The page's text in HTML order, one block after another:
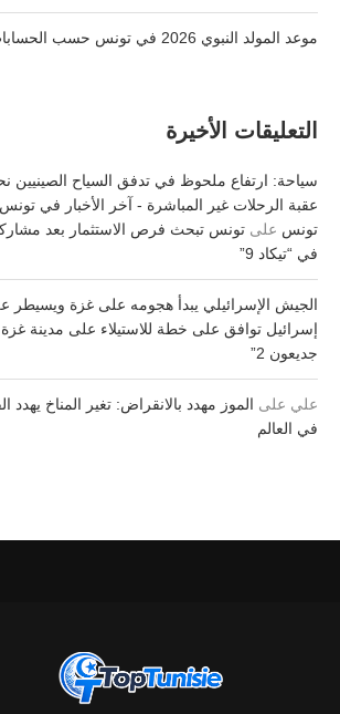
موعد المولد النبوي 2026 في تونس حسب الحسابات الفلكية
التعليقات الأخيرة
سياحة: ارتفاع ملحوظ في تدفق السياح الصينيين
عقبة الرحلات غير المباشرة - آخر الأخبار في
تونس على تونس تبحث فرص الاستثمار بعد
في “تيكاد 9”
الجيش الإسرائيلي يبدأ هجومه على غزة ويسيطر
إسرائيل توافق على خطة للاستيلاء على مدينة
جديعون 2”
علي على الموز مهدد بالانقراض: تغير المناخ يهدد
في العالم